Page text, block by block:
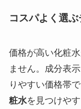
コスパよく選
価格が高い化粧
ません。成分表
りやすい価格帯
粧水を見つけやす